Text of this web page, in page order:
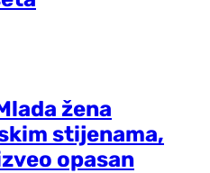
žena
stijenama,
opasan